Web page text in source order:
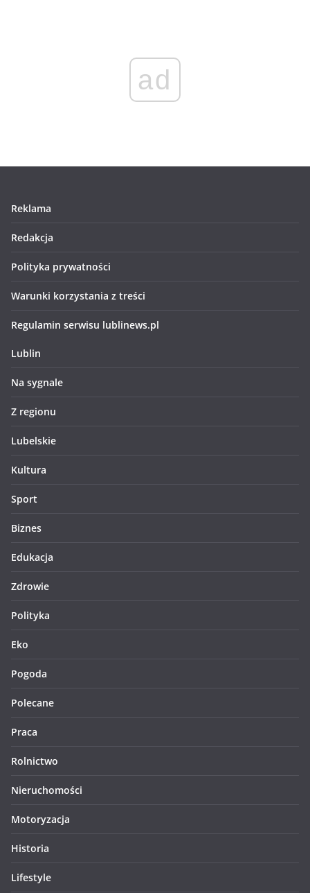
ad
Reklama
Redakcja
Polityka prywatności
Warunki korzystania z treści
Regulamin serwisu lublinews.pl
Lublin
Na sygnale
Z regionu
Lubelskie
Kultura
Sport
Biznes
Edukacja
Zdrowie
Polityka
Eko
Pogoda
Polecane
Praca
Rolnictwo
Nieruchomości
Motoryzacja
Historia
Lifestyle